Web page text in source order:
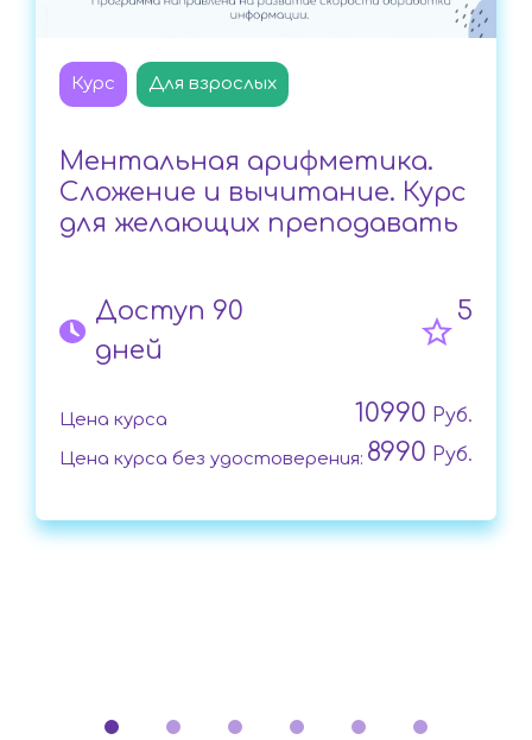
Курс Для взрослых
Ментальная арифметика.
Сложение и вычитание. Курс
для желающих преподавать
Доступ 90
дней
5
Цена курса 10990 Руб.
Цена курса без удостоверения: 8990 Руб.